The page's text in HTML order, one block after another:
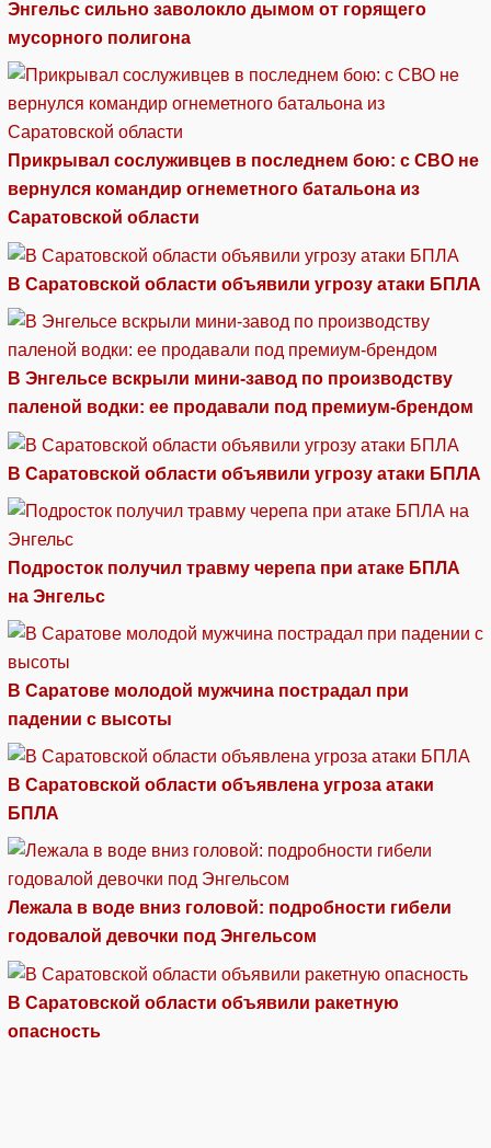
Энгельс сильно заволокло дымом от горящего
мусорного полигона
Прикрывал сослуживцев в последнем бою: с СВО не
вернулся командир огнеметного батальона из
Саратовской области
В Саратовской области объявили угрозу атаки БПЛА
В Энгельсе вскрыли мини-завод по производству
паленой водки: ее продавали под премиум-брендом
В Саратовской области объявили угрозу атаки БПЛА
Подросток получил травму черепа при атаке БПЛА
на Энгельс
В Саратове молодой мужчина пострадал при
падении с высоты
В Саратовской области объявлена угроза атаки
БПЛА
Лежала в воде вниз головой: подробности гибели
годовалой девочки под Энгельсом
В Саратовской области объявили ракетную
опасность